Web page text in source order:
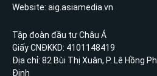
Website: aig.asiamedia.vn
Tập đoàn đầu tư Châu Á
Giấy CNĐKKD: 4101148419
Địa chỉ: 82 Bùi Thị Xuân, P. Lê Hồng
Định